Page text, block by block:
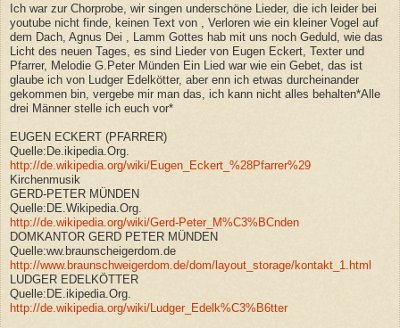
Ich war zur Chorprobe, wir singen underschöne Lieder, die ich leider bei
youtube nicht finde, keinen Text von , Verloren wie ein kleiner Vogel auf
dem Dach, Agnus Dei , Lamm Gottes hab mit uns noch Geduld, wie das
Licht des neuen Tages, es sind Lieder von Eugen Eckert, Texter und
Pfarrer, Melodie G.Peter Münden Ein Lied war wie ein Gebet, das ist
glaube ich von Ludger Edelkötter, aber enn ich etwas durcheinander
gekommen bin, vergebe mir man das, ich kann nicht alles behalten*Alle
drei Männer stelle ich euch vor*
EUGEN ECKERT (PFARRER)
Quelle:De.ikipedia.Org.
http://de.wikipedia.org/wiki/Eugen_Eckert_%28Pfarrer%29
Kirchenmusik
GERD-PETER MÜNDEN
Quelle:DE.Wikipedia.Org.
http://de.wikipedia.org/wiki/Gerd-Peter_M%C3%BCnden
DOMKANTOR GERD PETER MÜNDEN
Quelle:ww.braunscheigerdom.de
http://www.braunschweigerdom.de/dom/layout_storage/kontakt_1.html
LUDGER EDELKÖTTER
Quelle:DE.ikipedia.Org.
http://de.wikipedia.org/wiki/Ludger_Edelk%C3%B6tter